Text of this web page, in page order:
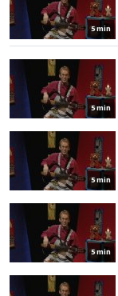
5 min
5 min
5 min
5 min